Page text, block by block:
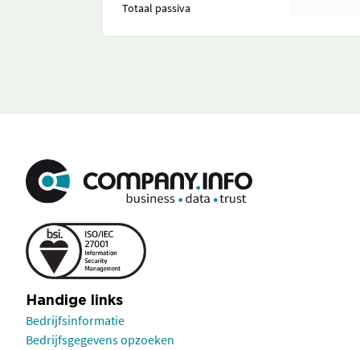
Totaal passiva
Handige links
Bedrijfsinformatie
Bedrijfsgegevens opzoeken